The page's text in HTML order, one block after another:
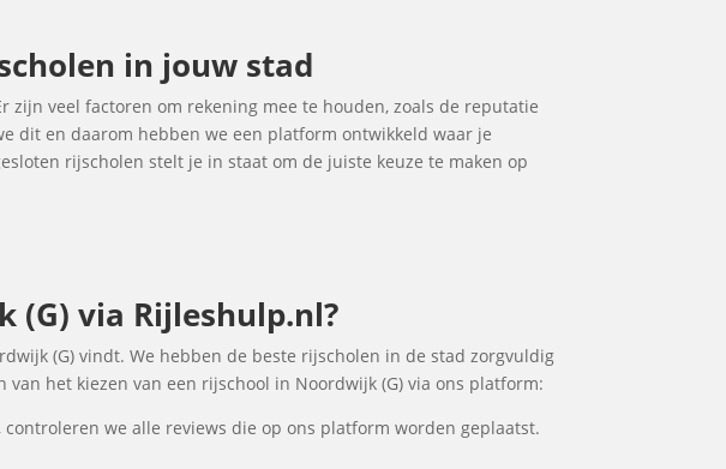
in jouw stad
zijn veel factoren om rekening mee te houden, zoals de reputatie
dit en daarom hebben we een platform ontwikkeld waar je
rijscholen stelt je in staat om de juiste keuze te maken op
(G) via Rijleshulp.nl?
(G) vindt. We hebben de beste rijscholen in de stad zorgvuldig
het kiezen van een rijschool in Noordwijk (G) via ons platform:
we alle reviews die op ons platform worden geplaatst.